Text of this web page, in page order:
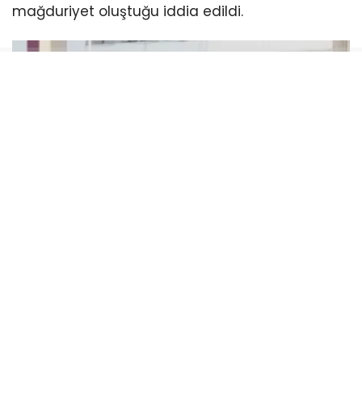
mağduriyet oluştuğu iddia edildi.